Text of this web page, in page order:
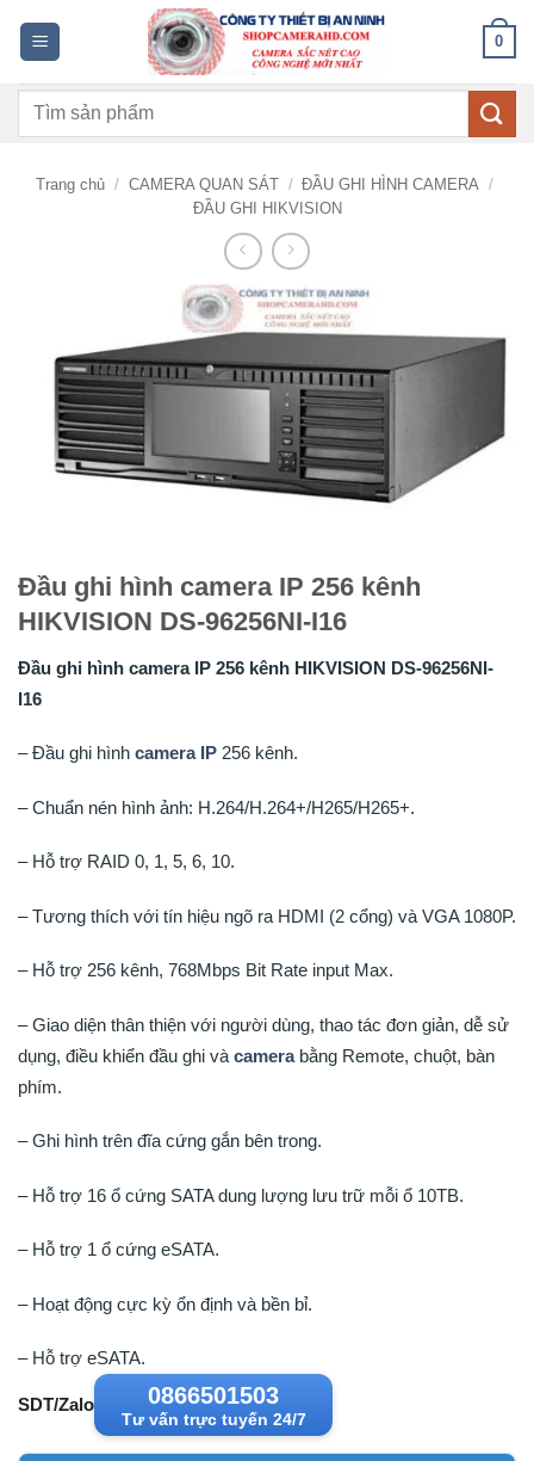
dung
0
Tìm
Trang chủ / CAMERA QUAN SÁT / ĐẦU GHI HÌNH CAMERA /
ĐẦU GHI HIKVISION
Đầu ghi hình camera IP 256 kênh
HIKVISION DS-96256NI-I16
Đầu ghi hình camera IP 256 kênh HIKVISION DS-96256NI-
I16
– Đầu ghi hình camera IP 256 kênh.
– Chuẩn nén hình ảnh: H.264/H.264+/H265/H265+.
– Hỗ trợ RAID 0, 1, 5, 6, 10.
– Tương thích với tín hiệu ngõ ra HDMI (2 cổng) và VGA 1080P.
– Hỗ trợ 256 kênh, 768Mbps Bit Rate input Max.
– Giao diện thân thiện với người dùng, thao tác đơn giản, dễ sử
dụng, điều khiển đầu ghi và camerabằng Remote, chuột, bàn
phím.
– Ghi hình trên đĩa cứng gắn bên trong.
– Hỗ trợ 16 ổ cứng SATA dung lượng lưu trữ mỗi ổ 10TB.
– Hỗ trợ 1 ổ cứng eSATA.
– Hoạt động cực kỳ ổn định và bền bỉ.
– Hỗ trợ eSATA.
SDT/Zalo 0866501503
Tư vấn trực tuyến 24/7